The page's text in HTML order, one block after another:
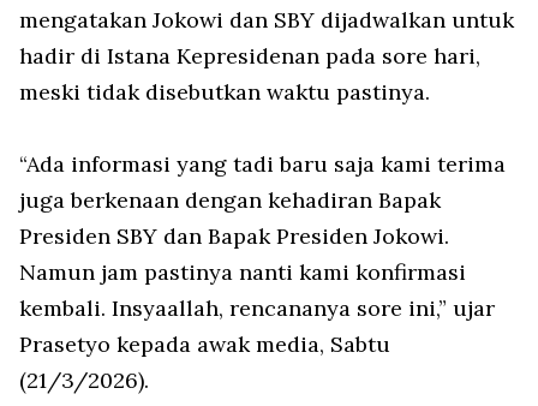
mengatakan Jokowi dan SBY dijadwalkan untuk
hadir di Istana Kepresidenan pada sore hari,
meski tidak disebutkan waktu pastinya.
“Ada informasi yang tadi baru saja kami terima
juga berkenaan dengan kehadiran Bapak
Presiden SBY dan Bapak Presiden Jokowi.
Namun jam pastinya nanti kami konfirmasi
kembali. Insyaallah, rencananya sore ini,” ujar
Prasetyo kepada awak media, Sabtu
(21/3/2026).